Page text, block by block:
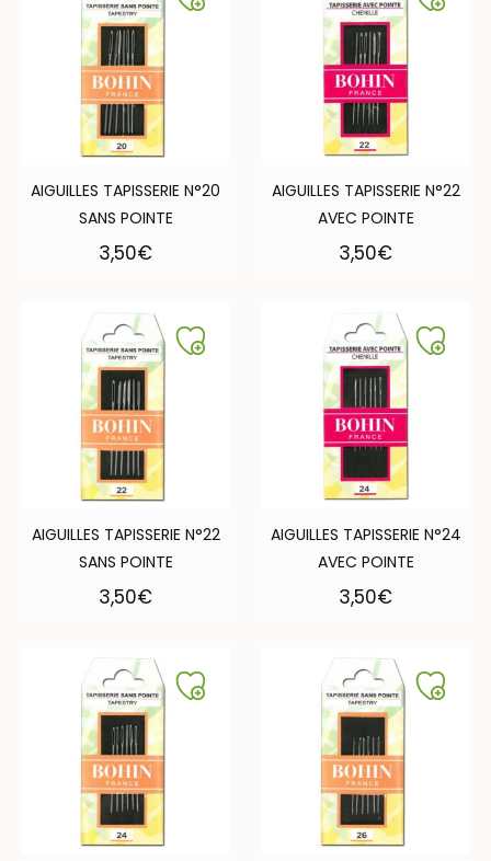
AIGUILLES TAPISSERIE N°20
SANS POINTE
3,50€
AIGUILLES TAPISSERIE N°22
AVEC POINTE
3,50€
AIGUILLES TAPISSERIE N°22
SANS POINTE
3,50€
AIGUILLES TAPISSERIE N°24
AVEC POINTE
3,50€